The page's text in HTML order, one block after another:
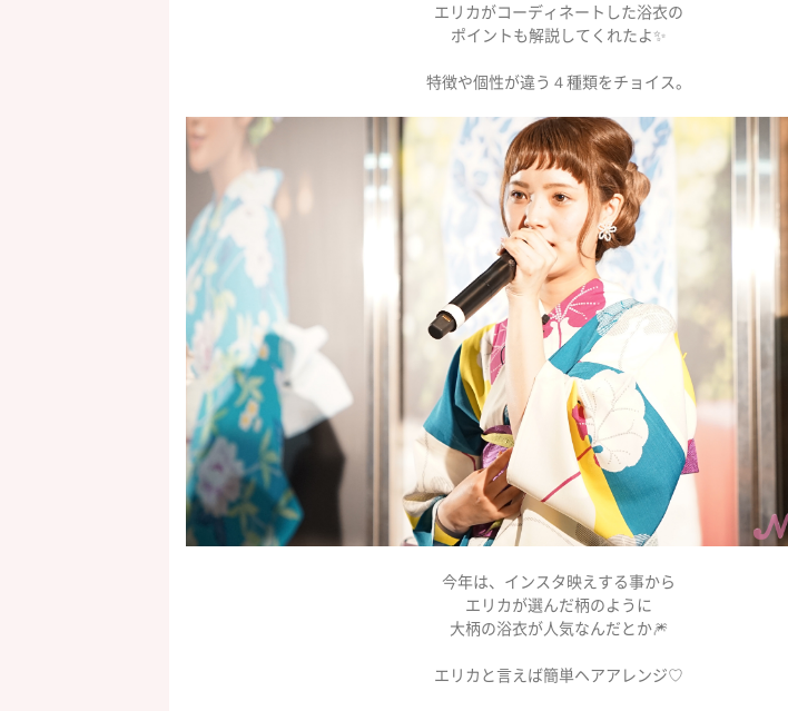
エリカがコーディネートした浴衣の
ポイントも解説してくれたよ✨
特徴や個性が違う４種類をチョイス。
今年は、インスタ映えする事から
エリカが選んだ柄のように
大柄の浴衣が人気なんだとか🎆
エリカと言えば簡単ヘアアレンジ♡